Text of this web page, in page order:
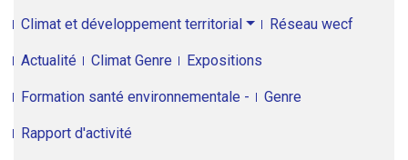
Climat et développement territorial Réseau wecf
Actualité Climat Genre Expositions
Formation santé environnementale - Genre
Rapport d'activité